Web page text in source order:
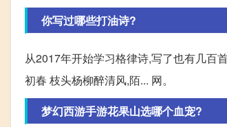
你写过哪些打油诗?
从2017年开始学习格律诗,写了也有几百
初春 枝头杨柳醉清风,陌... 网。
梦幻西游手游花果山选哪个血宠?